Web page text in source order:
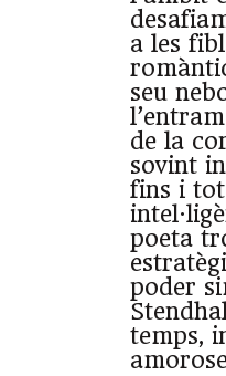
a les
seu
de la
sovint
fins i tot
poeta
poder
temps,